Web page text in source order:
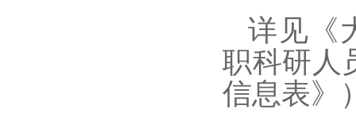
详 见《
职科研人
信息表》